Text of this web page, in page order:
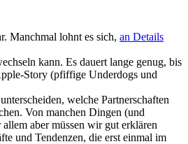
Manchmal lohnt es sich, an Details
kann. Es dauert lange genug, bis
Story (pfiffige Underdogs und
welche Partnerschaften
Von manchen Dingen (und
aber müssen wir gut erklären
und Tendenzen, die erst einmal im